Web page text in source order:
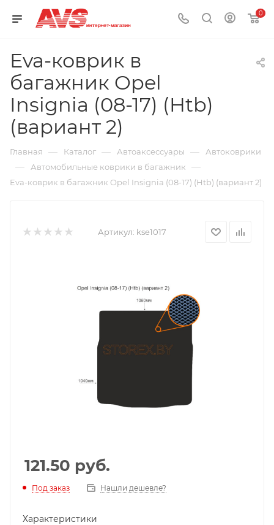
0
Eva-коврик в
багажник Opel
Insignia (08-17) (Htb)
(вариант 2)
Главная — Каталог — Автоаксессуары — Автоковрики
— Автомобильные коврики в багажник —
Eva-коврик в багажник Opel Insignia (08-17) (Htb) (вариант 2)
Артикул: kse1017
121.50 руб.
Под заказ Нашли дешевле?
Характеристики